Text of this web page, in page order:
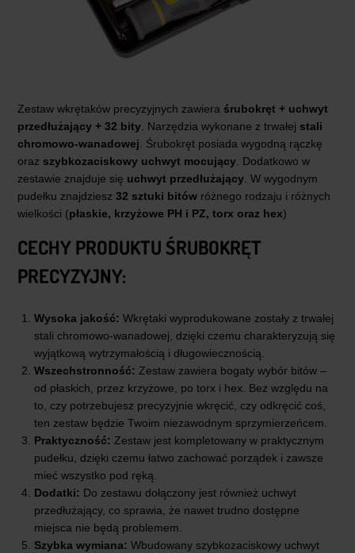
Zestaw wkrętaków precyzyjnych zawiera śrubokręt + uchwyt
przedłużający + 32 bity. Narzędzia wykonane z trwałej stali
chromowo-wanadowej. Śrubokręt posiada wygodną rączkę
oraz szybkozaciskowy uchwyt mocujący. Dodatkowo w
zestawie znajduje się uchwyt przedłużający. W wygodnym
pudełku znajdziesz 32 sztuki bitów różnego rodzaju i różnych
wielkości (płaskie, krzyżowe PH i PZ, torx oraz hex)
CECHY PRODUKTU ŚRUBOKRĘT
PRECYZYJNY:
Wysoka jakość: Wkrętaki wyprodukowane zostały z trwałej
stali chromowo-wanadowej, dzięki czemu charakteryzują się
wyjątkową wytrzymałością i długowiecznością.
Wszechstronność: Zestaw zawiera bogaty wybór bitów –
od płaskich, przez krzyżowe, po torx i hex. Bez względu na
to, czy potrzebujesz precyzyjnie wkręcić, czy odkręcić coś,
ten zestaw będzie Twoim niezawodnym sprzymierzeńcem.
Praktyczność: Zestaw jest kompletowany w praktycznym
pudełku, dzięki czemu łatwo zachować porządek i zawsze
mieć wszystko pod ręką.
Dodatki: Do zestawu dołączony jest również uchwyt
przedłużający, co sprawia, że nawet trudno dostępne
miejsca nie będą problemem.
Szybka wymiana: Wbudowany szybkozaciskowy uchwyt